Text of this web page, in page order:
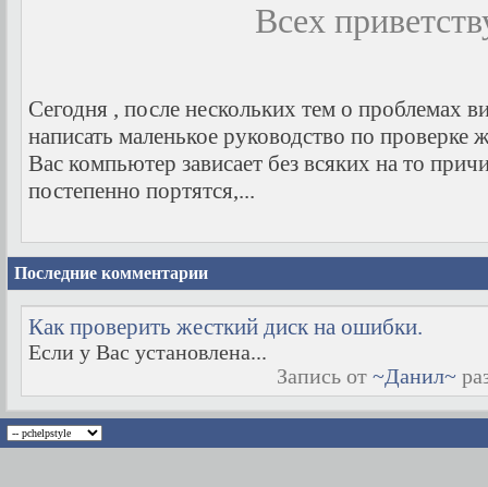
Всех
Сегодня , после нескольких тем о проблемах
написать маленькое руководство по проверке
Вас компьютер зависает без всяких на то
постепенно портятся,...
Последние комментарии
Как проверить жесткий диск на ошибки.
Если у Вас установлена...
Запись от ~Данил~